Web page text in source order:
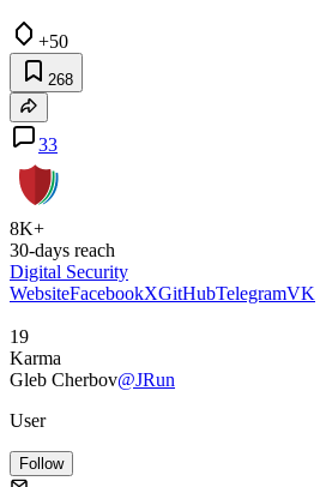
+50
268
33
8K+
30-days reach
Digital Security
WebsiteFacebookXGitHubTelegramVK
19
Karma
Gleb Cherbov@JRun
User
Follow